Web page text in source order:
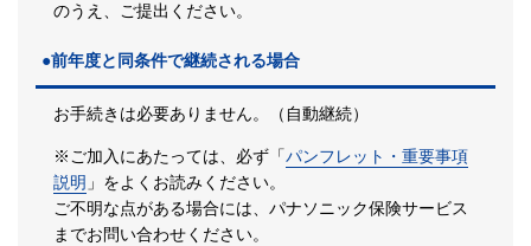
のうえ、ご提出ください。
●前年度と同条件で継続される場合
お手続きは必要ありません。（自動継続）
※ご加入にあたっては、必ず「パンフレット・重要事項
説明 」をよくお読みください。
ご不明な点がある場合には、パナソニック保険サービス
までお問い合わせください。